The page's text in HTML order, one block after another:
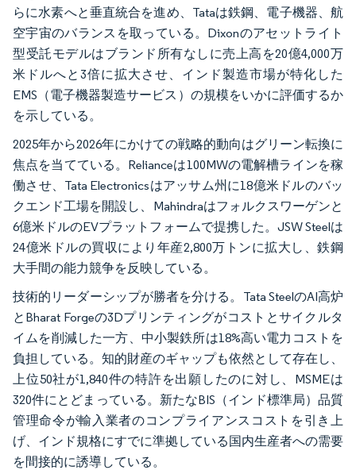
らに水素へと垂直統合を進め、Tataは鉄鋼、電子機器、航
空宇宙のバランスを取っている。Dixonのアセットライト
型受託モデルはブランド所有なしに売上高を20億4,000万
米ドルへと3倍に拡大させ、インド製造市場が特化した
EMS（電子機器製造サービス）の規模をいかに評価するか
を示している。
2025年から2026年にかけての戦略的動向はグリーン転換に
焦点を当てている。Relianceは100MWの電解槽ラインを稼
働させ、Tata Electronicsはアッサム州に18億米ドルのバッ
クエンド工場を開設し、Mahindraはフォルクスワーゲンと
6億米ドルのEVプラットフォームで提携した。JSW Steelは
24億米ドルの買収により年産2,800万トンに拡大し、鉄鋼
大手間の能力競争を反映している。
技術的リーダーシップが勝者を分ける。Tata SteelのAI高炉
とBharat Forgeの3Dプリンティングがコストとサイクルタ
イムを削減した一方、中小製鉄所は18%高い電力コストを
負担している。知的財産のギャップも依然として存在し、
上位50社が1,840件の特許を出願したのに対し、MSMEは
320件にとどまっている。新たなBIS（インド標準局）品質
管理命令が輸入業者のコンプライアンスコストを引き上
げ、インド規格にすでに準拠している国内生産者への需要
を間接的に誘導している。